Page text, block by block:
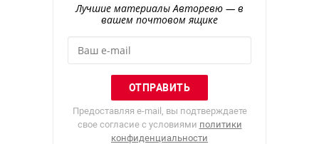
Лучшие материалы Авторевю — в
вашем почтовом ящике
Предоставляя e-mail, вы подтверждаете
свое согласие с условиями политики
конфиденциальности